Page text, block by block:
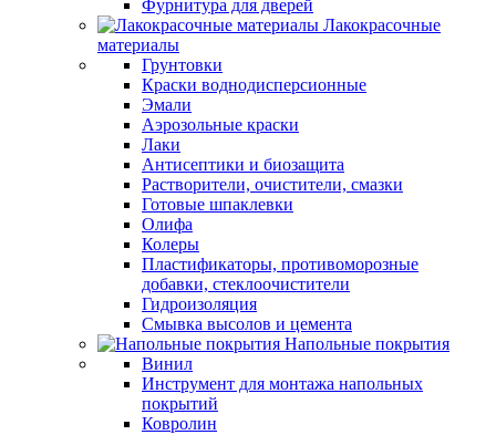
Фурнитура для дверей
Лакокрасочные
материалы
Грунтовки
Краски воднодисперсионные
Эмали
Аэрозольные краски
Лаки
Антисептики и биозащита
Растворители, очистители, смазки
Готовые шпаклевки
Олифа
Колеры
Пластификаторы, противоморозные
добавки, стеклоочистители
Гидроизоляция
Смывка высолов и цемента
Напольные покрытия
Винил
Инструмент для монтажа напольных
покрытий
Ковролин